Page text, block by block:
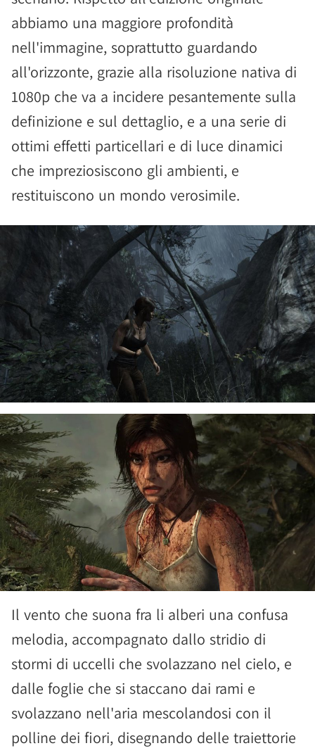
abbiamo una maggiore profondità
nell'immagine, soprattutto guardando
all'orizzonte, grazie alla risoluzione nativa di
1080p che va a incidere pesantemente sulla
definizione e sul dettaglio, e a una serie di
ottimi effetti particellari e di luce dinamici
che impreziosiscono gli ambienti, e
restituiscono un mondo verosimile.
Il vento che suona fra li alberi una confusa
melodia, accompagnato dallo stridio di
stormi di uccelli che svolazzano nel cielo, e
dalle foglie che si staccano dai rami e
svolazzano nell'aria mescolandosi con il
polline dei fiori, disegnando delle traiettorie